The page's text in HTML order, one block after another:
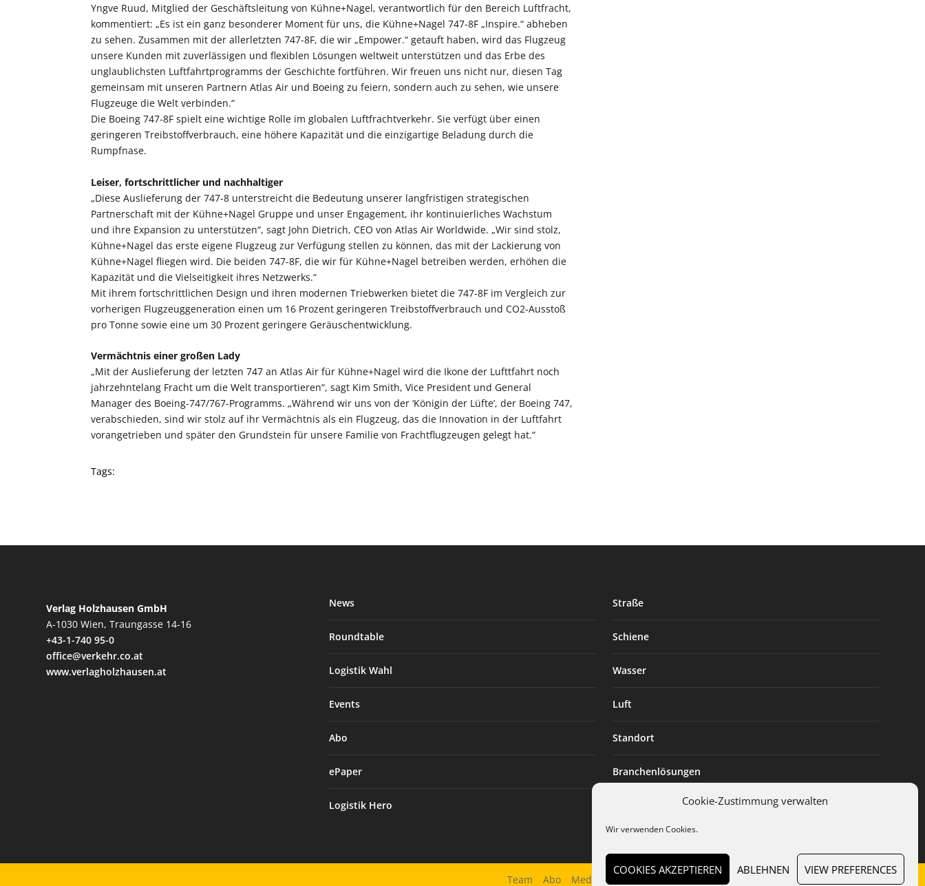
Cookie-Zustimmung verwalten
Wir verwenden Cookies.
COOKIES AKZEPTIEREN ABLEHNEN VIEW PREFERENCES
Yngve Ruud, Mitglied der Geschäftsleitung von Kühne+Nagel, verantwortlich für den Bereich Luftfracht,
kommentiert: „Es ist ein ganz besonderer Moment für uns, die Kühne+Nagel 747-8F „Inspire.“ abheben
zu sehen. Zusammen mit der allerletzten 747-8F, die wir „Empower.“ getauft haben, wird das Flugzeug
unsere Kunden mit zuverlässigen und flexiblen Lösungen weltweit unterstützen und das Erbe des
unglaublichsten Luftfahrtprogramms der Geschichte fortführen. Wir freuen uns nicht nur, diesen Tag
gemeinsam mit unseren Partnern Atlas Air und Boeing zu feiern, sondern auch zu sehen, wie unsere
Flugzeuge die Welt verbinden.“
Die Boeing 747-8F spielt eine wichtige Rolle im globalen Luftfrachtverkehr. Sie verfügt über einen
geringeren Treibstoffverbrauch, eine höhere Kapazität und die einzigartige Beladung durch die
Rumpfnase.
Leiser, fortschrittlicher und nachhaltiger
„Diese Auslieferung der 747-8 unterstreicht die Bedeutung unserer langfristigen strategischen
Partnerschaft mit der Kühne+Nagel Gruppe und unser Engagement, ihr kontinuierliches Wachstum
und ihre Expansion zu unterstützen“, sagt John Dietrich, CEO von Atlas Air Worldwide. „Wir sind stolz,
Kühne+Nagel das erste eigene Flugzeug zur Verfügung stellen zu können, das mit der Lackierung von
Kühne+Nagel fliegen wird. Die beiden 747-8F, die wir für Kühne+Nagel betreiben werden, erhöhen die
Kapazität und die Vielseitigkeit ihres Netzwerks.“
Mit ihrem fortschrittlichen Design und ihren modernen Triebwerken bietet die 747-8F im Vergleich zur
vorherigen Flugzeuggeneration einen um 16 Prozent geringeren Treibstoffverbrauch und CO2-Ausstoß
pro Tonne sowie eine um 30 Prozent geringere Geräuschentwicklung.
Vermächtnis einer großen Lady
„Mit der Auslieferung der letzten 747 an Atlas Air für Kühne+Nagel wird die Ikone der Lufttfahrt noch
jahrzehntelang Fracht um die Welt transportieren“, sagt Kim Smith, Vice President und General
Manager des Boeing-747/767-Programms. „Während wir uns von der ‘Königin der Lüfte’, der Boeing 747,
verabschieden, sind wir stolz auf ihr Vermächtnis als ein Flugzeug, das die Innovation in der Luftfahrt
vorangetrieben und später den Grundstein für unsere Familie von Frachtflugzeugen gelegt hat.“
Tags:
Verlag Holzhausen GmbH
A-1030 Wien, Traungasse 14-16
+43-1-740 95-0
office@verkehr.co.at
www.verlagholzhausen.at
News
Roundtable
Logistik Wahl
Events
Abo
ePaper
Logistik Hero
Straße
Schiene
Wasser
Luft
Standort
Branchenlösungen
Team Abo Mediadaten Datenschutz Impressum